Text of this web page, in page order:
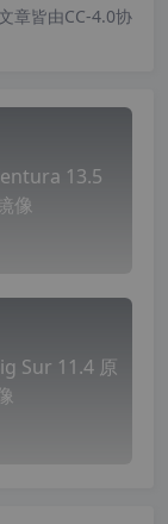
章皆由CC-4.0协
13.5
像
Sur 11.4 原